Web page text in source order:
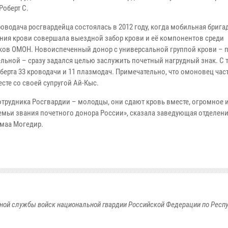
С.
росгвардейца состоялась в 2012 году, когда мобильная
крови совершала выездной забор крови и её компонентов среди
ОМОН. Новоиспеченный донор с универсальной группой крови –
– сразу задался целью заслужить почетный нагрудный знак. С
33 кроводачи и 11 плазмодач. Примечательно, что омоновец
со своей супругой Ай-Кыс.
Росгвардии – молодцы, они сдают кровь вместе, огромное
звания почетного донора России», сказала заведующая
Могедир.
службы войск национальной гвардии Российской Федерации по